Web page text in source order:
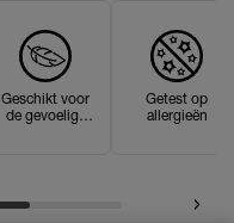
Geschikt voor
de gevoelige
Getest op
allergieën